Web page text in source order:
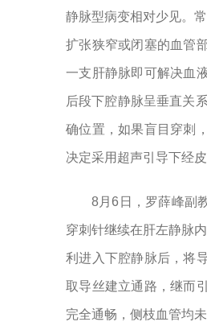
静脉型病变相对少见。
扩张狭窄或闭塞的血管
一支肝静脉即可解决血
后段下腔静脉呈垂直关
确位置，如果盲目穿刺
决定采用超声引导下经
8月6日，罗薛峰副
穿刺针继续在肝左静脉
利进入下腔静脉后，将
取导丝建立通路，继而
完全通畅，侧枝血管均未